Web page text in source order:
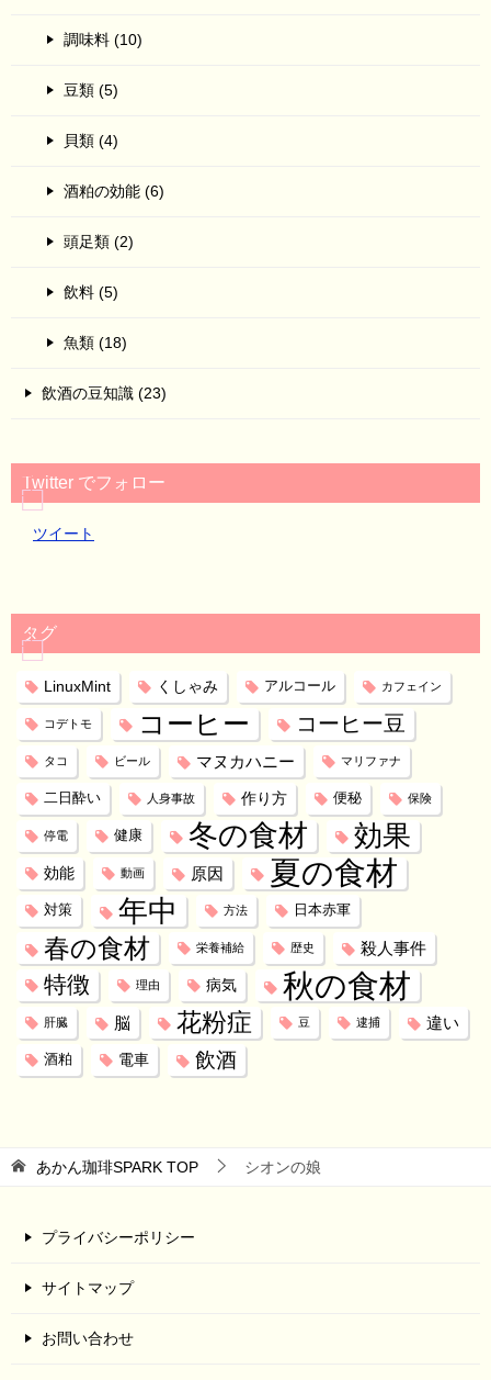
調味料 (10)
豆類 (5)
貝類 (4)
酒粕の効能 (6)
頭足類 (2)
飲料 (5)
魚類 (18)
飲酒の豆知識 (23)
Twitter でフォロー
ツイート
タグ
LinuxMint くしゃみ アルコール カフェイン
コデトモ コーヒー コーヒー豆
タコ ビール マヌカハニー マリファナ
二日酔い 人身事故 作り方 便秘 保険
停電 健康 冬の食材 効果
効能 動画 原因 夏の食材
対策 年中 方法 日本赤軍
春の食材 栄養補給 歴史 殺人事件
特徴 理由 病気 秋の食材
肝臓 脳 花粉症 豆 逮捕 違い
酒粕 電車 飲酒
あかん珈琲SPARK TOP シオンの娘
プライバシーポリシー
サイトマップ
お問い合わせ